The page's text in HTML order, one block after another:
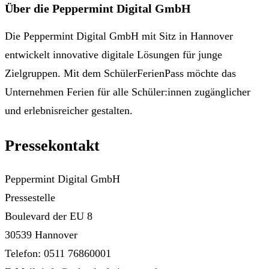
Über die Peppermint Digital GmbH
Die Peppermint Digital GmbH mit Sitz in Hannover
entwickelt innovative digitale Lösungen für junge
Zielgruppen. Mit dem SchülerFerienPass möchte das
Unternehmen Ferien für alle Schüler:innen zugänglicher
und erlebnisreicher gestalten.
Pressekontakt
Peppermint Digital GmbH
Pressestelle
Boulevard der EU 8
30539 Hannover
Telefon: 0511 76860001